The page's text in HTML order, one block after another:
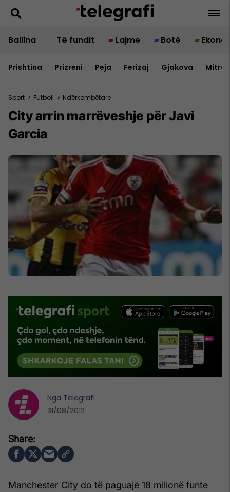
Ballina Të fundit Lajme Botë
Prishtina Prizreni Peja Ferizaj Gjakova
Sport > Futboll > Ndërkombëtare
City arrin marrëveshje për Javi
Garcia
Manchester City do të paguajë 18 milionë funte
Nga Telegrafi
31/08/2012